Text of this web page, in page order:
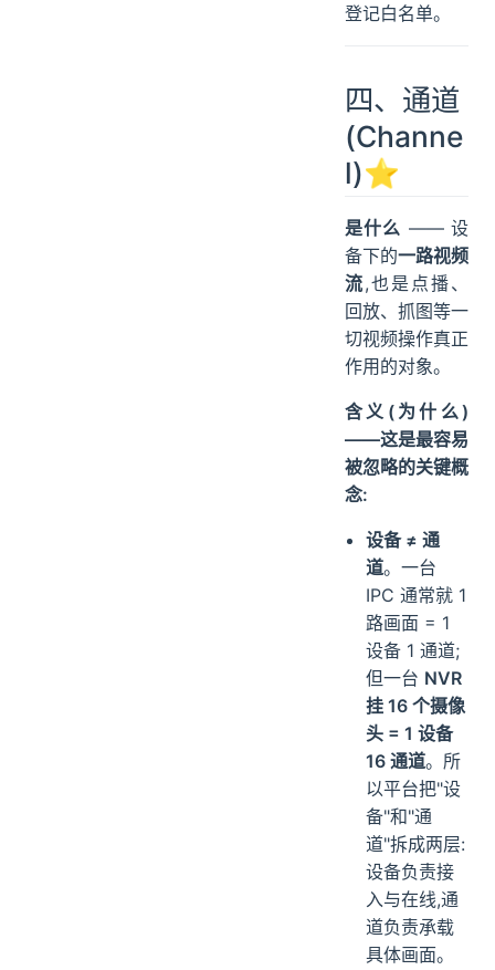
登记白名单。
四、通道
(Channe
l)⭐
是什么 —— 设
备下的一路视频
流,也是点播、
回放、抓图等一
切视频操作真正
作用的对象。
含义(为什么)
——这是最容易
被忽略的关键概
念:
设备 ≠ 通
道。一台
IPC 通常就 1
路画面 = 1
设备 1 通道;
但一台 NVR
挂 16 个摄像
头 = 1 设备
16 通道。所
以平台把"设
备"和"通
道"拆成两层:
设备负责接
入与在线,通
道负责承载
具体画面。